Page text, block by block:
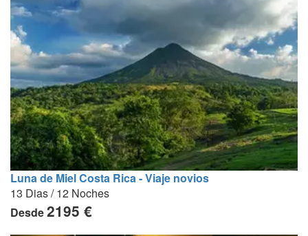
Luna de Miel Costa Rica - Viaje novios
13 Dias / 12 Noches
Desde2195 €